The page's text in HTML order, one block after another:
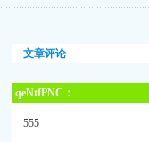
文章评论
qeNtfPNC：
555